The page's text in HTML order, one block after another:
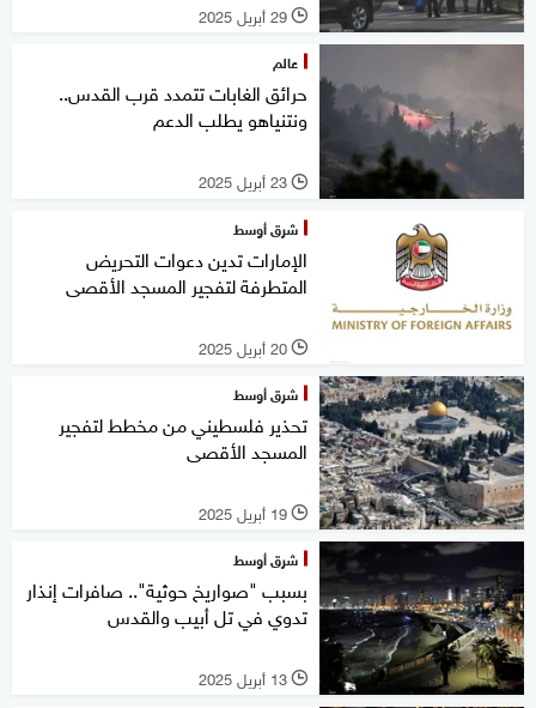
l 29 أبريل 2025
عالم
حرائق الغابات تتمدد قرب القدس..
ونتنياهو يطلب الدعم
l 23 أبريل 2025
شرق أوسط
الإمارات تدين دعوات التحريض
المتطرفة لتفجير المسجد الأقصى
l 20 أبريل 2025
شرق أوسط
تحذير فلسطيني من مخطط لتفجير
المسجد الأقصى
l 19 أبريل 2025
شرق أوسط
بسبب "صواريخ حوثية".. صافرات إنذار
تدوي في تل أبيب والقدس
l 13 أبريل 2025